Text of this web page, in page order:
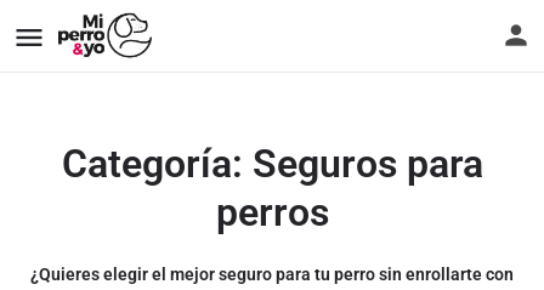
Categoría: Seguros para
perros
¿Quieres elegir el mejor seguro para tu perro sin enrollarte con